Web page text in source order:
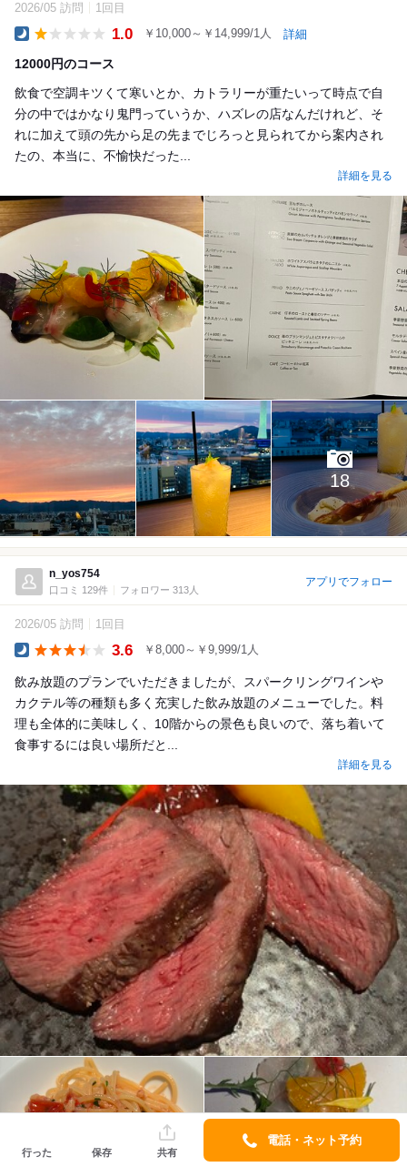
2026/05 訪問 1回目
1.0 ￥10,000～￥14,999/1人 詳細
12000円のコース
飲食で空調キツくて寒いとか、カトラリーが重たいって時点で自
分の中ではかなり鬼門っていうか、ハズレの店なんだけれど、そ
れに加えて頭の先から足の先までじろっと見られてから案内され
たの、本当に、不愉快だった...
詳細を見る
18
n_yos754
口コミ 129件 フォロワー 313人
アプリでフォロー
2026/05 訪問 1回目
3.6 ￥8,000～￥9,999/1人
飲み放題のプランでいただきましたが、スパークリングワインや
カクテル等の種類も多く充実した飲み放題のメニューでした。料
理も全体的に美味しく、10階からの景色も良いので、落ち着いて
食事するには良い場所だと...
詳細を見る
行った 保存 共有
電話・ネット予約